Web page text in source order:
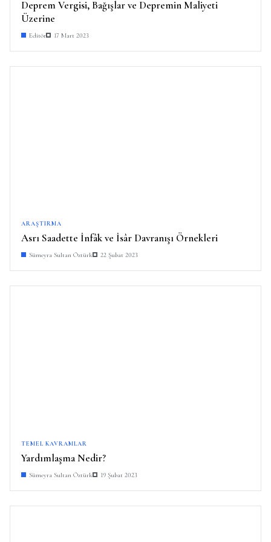
Deprem Vergisi, Bağışlar ve Depremin Maliyeti
Üzerine
Editör 17 Mart 2023
ARAŞTIRMA
Asrı Saadette İnfâk ve İsâr Davranışı Örnekleri
Sümeyra Sultan Öztürk 22 Şubat 2023
TEMEL KAVRAMLAR
Yardımlaşma Nedir?
Sümeyra Sultan Öztürk 19 Şubat 2023